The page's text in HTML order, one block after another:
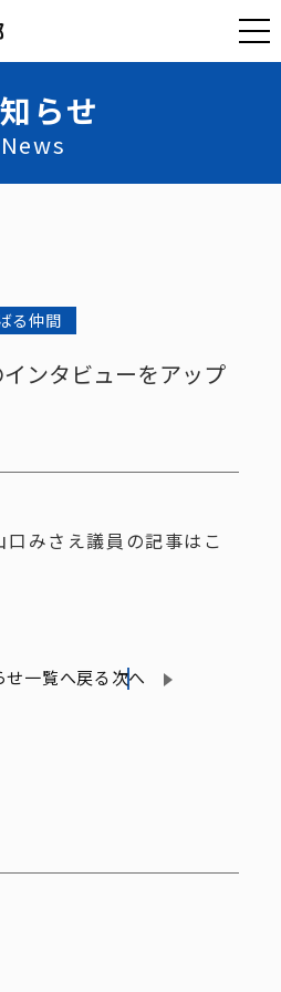
らせ
News
る仲間
ンタビューをアップ
みさえ議員の記事はこ
せ一覧へ戻る次へ